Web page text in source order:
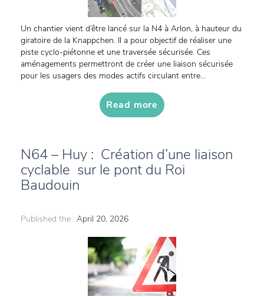
Un chantier vient d’être lancé sur la N4 à Arlon, à hauteur du
giratoire de la Knappchen. Il a pour objectif de réaliser une
piste cyclo-piétonne et une traversée sécurisée. Ces
aménagements permettront de créer une liaison sécurisée
pour les usagers des modes actifs circulant entre...
Read more
N64 – Huy : Création d’une liaison
cyclable sur le pont du Roi
Baudouin
Published the : April 20, 2026